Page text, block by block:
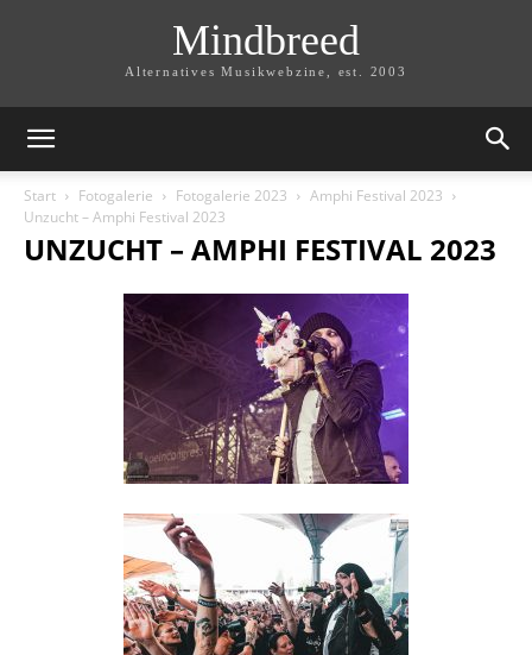
Mindbreed
Alternatives Musikwebzine, est. 2003
Start Fotogalerie Fotogalerie 2023
Amphi Festival 2023
Unzucht – Amphi Festival 2023
UNZUCHT – AMPHI FESTIVAL 2023